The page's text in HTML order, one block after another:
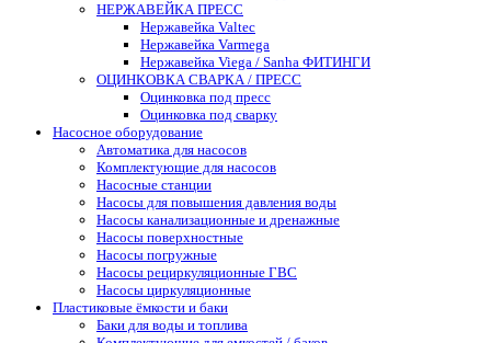
НЕРЖАВЕЙКА ПРЕСС
Нержавейка Valtec
Нержавейка Varmega
Нержавейка Viega / Sanha ФИТИНГИ
ОЦИНКОВКА СВАРКА / ПРЕСС
Оцинковка под пресс
Оцинковка под сварку
Насосное оборудование
Автоматика для насосов
Комплектующие для насосов
Насосные станции
Насосы для повышения давления воды
Насосы канализационные и дренажные
Насосы поверхностные
Насосы погружные
Насосы рециркуляционные ГВС
Насосы циркуляционные
Пластиковые ёмкости и баки
Баки для воды и топлива